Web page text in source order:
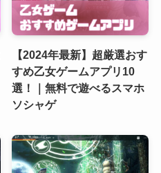
【2024年最新】超厳選おす
すめ乙女ゲームアプリ10
選！｜無料で遊べるスマホ
ソシャゲ